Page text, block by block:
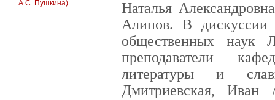
А.С. Пушкина)
Наталья
Алипов. В дискуссии
общественных наук
преподаватели
литературы и
Дмитриевская, Иван